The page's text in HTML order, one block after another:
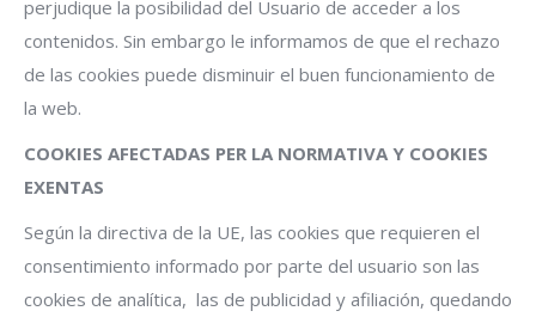
perjudique la posibilidad del Usuario de acceder a los
contenidos. Sin embargo le informamos de que el rechazo
de las cookies puede disminuir el buen funcionamiento de
la web.
COOKIES AFECTADAS PER LA NORMATIVA Y COOKIES
EXENTAS
Según la directiva de la UE, las cookies que requieren el
consentimiento informado por parte del usuario son las
cookies de analítica, las de publicidad y afiliación, quedando